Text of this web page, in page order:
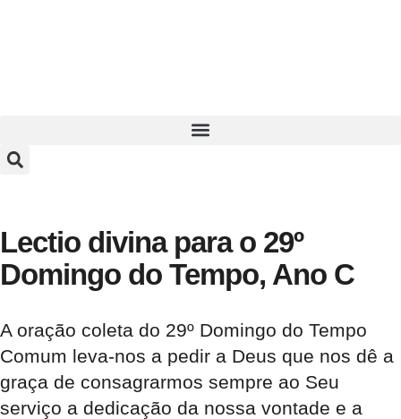
Lectio divina para o 29º
Domingo do Tempo, Ano C
A oração coleta do 29º Domingo do Tempo
Comum leva-nos a pedir a Deus que nos dê a
graça de consagrarmos sempre ao Seu
serviço a dedicação da nossa vontade e a